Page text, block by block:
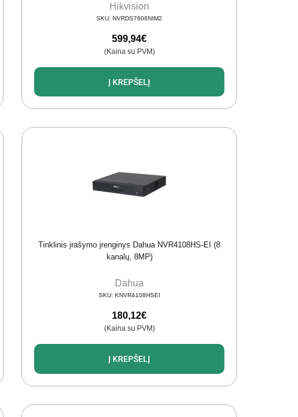
Hikvision
SKU: NVRDS7608NIM2
599,94€
(Kaina su PVM)
Į KREPŠELĮ
Tinklinis įrašymo įrenginys Dahua NVR4108HS-EI (8
kanalų, 8MP)
Dahua
SKU: KNVR4108HSEI
180,12€
(Kaina su PVM)
Į KREPŠELĮ